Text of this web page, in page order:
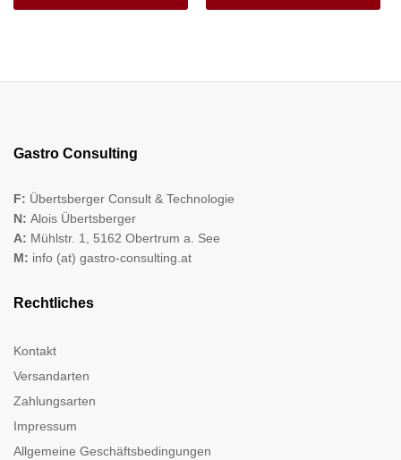
Gastro Consulting
F: Übertsberger Consult & Technologie
N: Alois Übertsberger
A: Mühlstr. 1, 5162 Obertrum a. See
M: info (at) gastro-consulting.at
Rechtliches
Kontakt
Versandarten
Zahlungsarten
Impressum
Allgemeine Geschäftsbedingungen